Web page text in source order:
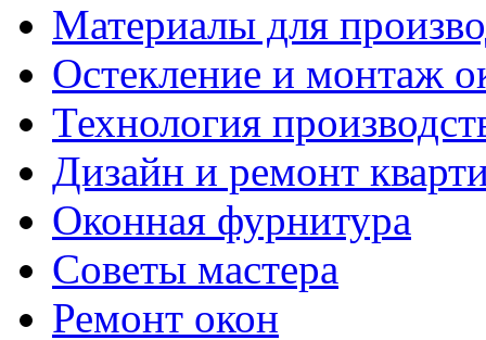
Материалы для
Остекление и монтаж
Технология
Дизайн и ремонт
Оконная фурнитура
Советы мастера
Ремонт окон